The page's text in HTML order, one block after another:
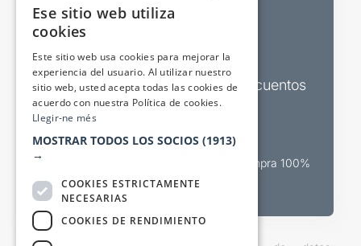
Promociones
Sorteos exclusivos
Boletines de actualidad y descuentos
Valora espectáculos
Canal oficial de venta teatral Compra 100%
segura
Ese sitio web utiliza
cookies
Este sitio web usa cookies para mejorar la
experiencia del usuario. Al utilizar nuestro
sitio web, usted acepta todas las cookies de
acuerdo con nuestra Política de cookies.
Llegir-ne més
MOSTRAR TODOS LOS SOCIOS (1913)
→
COOKIES ESTRICTAMENTE
NECESARIAS
COOKIES DE RENDIMIENTO